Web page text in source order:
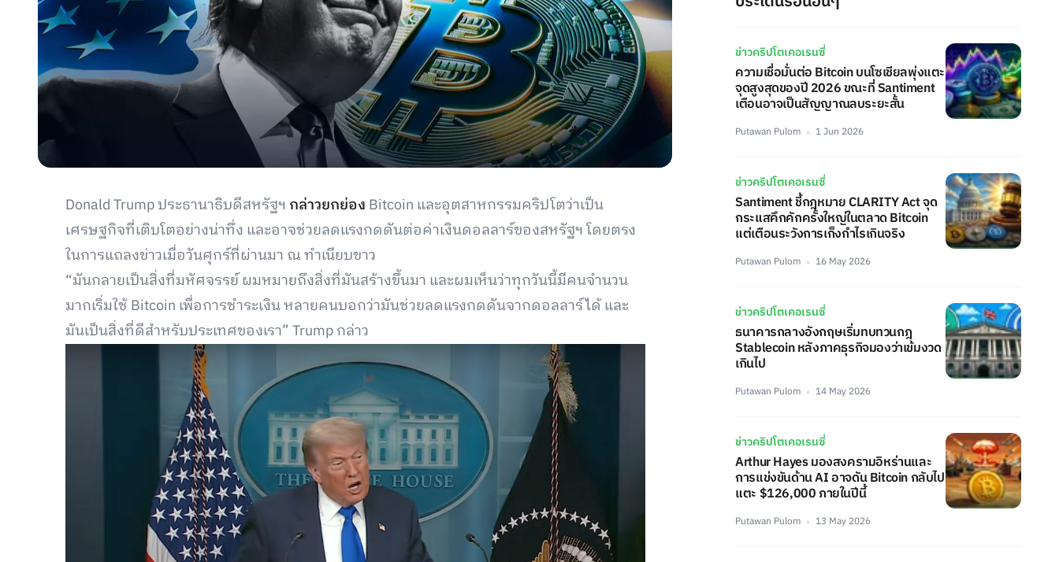
Donald Trump ประธานาธิบดีสหรัฐฯ กล่าวยกย่อง Bitcoin และอุตสาหกรรมคริปโตว่าเป็น
เศรษฐกิจที่เติบโตอย่างน่าทึ่ง และอาจช่วยลดแรงกดดันต่อค่าเงินดอลลาร์ของสหรัฐฯ โดยตรง
ในการแถลงข่าวเมื่อวันศุกร์ที่ผ่านมา ณ ทำเนียบขาว
“มันกลายเป็นสิ่งที่มหัศจรรย์ ผมหมายถึงสิ่งที่มันสร้างขึ้นมา และผมเห็นว่าทุกวันนี้มีคนจำนวน
มากเริ่มใช้ Bitcoin เพื่อการชำระเงิน หลายคนบอกว่ามันช่วยลดแรงกดดันจากดอลลาร์ได้ และ
มันเป็นสิ่งที่ดีสำหรับประเทศของเรา” Trump กล่าว
ข่าวคริปโตเคอเรนซี่
ความเชื่อมั่นต่อ Bitcoin บนโซเชียลพุ่งแตะ
จุดสูงสุดของปี 2026 ขณะที่ Santiment
เตือนอาจเป็นสัญญาณลบระยะสั้น
Putawan Pulom 1 Jun 2026
ข่าวคริปโตเคอเรนซี่
Santiment ชี้กฎหมาย CLARITY Act จุด
กระแสคึกคักครั้งใหญ่ในตลาด Bitcoin
แต่เตือนระวังการเก็งกำไรเกินจริง
Putawan Pulom 16 May 2026
ข่าวคริปโตเคอเรนซี่
ธนาคารกลางอังกฤษเริ่มทบทวนกฎ
Stablecoin หลังภาคธุรกิจมองว่าเข้มงวด
เกินไป
Putawan Pulom 14 May 2026
ข่าวคริปโตเคอเรนซี่
Arthur Hayes มองสงครามอิหร่านและ
การแข่งขันด้าน AI อาจดัน Bitcoin กลับไป
แตะ $126,000 ภายในปีนี้
Putawan Pulom 13 May 2026